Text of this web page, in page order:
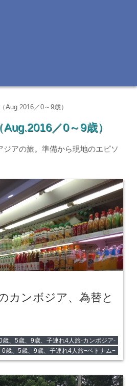
Aug.2016／0～9歳）
／0～9歳）
ジアの旅。準備から現地のエピソ
カンボジア、為替と
歳、5歳、9歳、子連れ4人旅-カンボジア-
0歳、5歳、9歳、子連れ4人旅−ベトナム−